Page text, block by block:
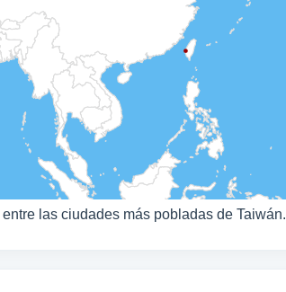
entre las ciudades más pobladas de Taiwán.